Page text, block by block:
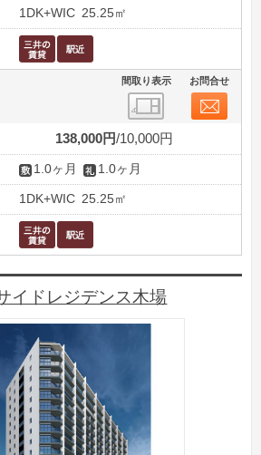
1DK+WIC 25.25㎡
間取り表示 お問合せ
138,000円 10,000円
1.0ヶ月 1.0ヶ月
1DK+WIC 25.25㎡
イドレジデンス木場